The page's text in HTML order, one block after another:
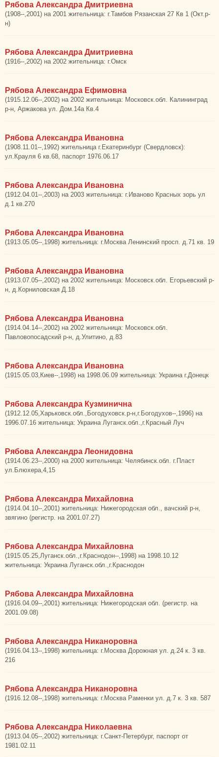
Рябова Александра Дмитриевна
(1908--,2001) на 2001 жительница: г.Тамбов Рязанская 27 Кв 1 (Окт.р-
н)
Рябова Александра Дмитриевна
(1916--,2002) на 2002 жительница: г.Омск
Рябова Александра Ефимовна
(1915.12.06--,2002) на 2002 жительница: Московск.обл. Калининград
р-н, Аржакова ул. Дом.14а Кв.4
Рябова Александра Ивановна
(1908.11.01--,1992) жительница г.Екатеринбург (Свердловск):
ул.Крауля 6 кв.68, паспорт 1976.06.17
Рябова Александра Ивановна
(1912.04.01--,2003) на 2003 жительница: г.Иваново Красных зорь ул
д.1 кв.270
Рябова Александра Ивановна
(1913.05.05--,1998) жительница: г.Москва Ленинский просп. д.71 кв. 19
Рябова Александра Ивановна
(1913.07.05--,2002) на 2002 жительница: Московск.обл. Егорьевский р-
н, д.Корниловская Д.18
Рябова Александра Ивановна
(1914.04.14--,2002) на 2002 жительница: Московск.обл.
Павловопосадский р-н, д.Улитино, д.83
Рябова Александра Ивановна
(1915.05.03,Киев--,1998) на 1998.06.09 жительница: Украина г.Донецк
Рябова Александра Кузминична
(1912.12.05,Харьковск.обл.,Богодуховск.р-н,г.Богодухов--,1996) на
1996.07.16 жительница: Украина Луганск.обл.,г.Красный Луч
Рябова Александра Леонидовна
(1914.06.23--,2000) на 2000 жительница: Челябинск.обл. г.Пласт
ул.Блюхера,4,15
Рябова Александра Михайловна
(1914.04.10--,2001) жительница: Нижегородская обл., вачский р-н,
звягино (регистр. на 2001.07.27)
Рябова Александра Михайловна
(1915.05.25,Луганск.обл.,г.Краснодон--,1998) на 1998.10.12
жительница: Украина Луганск.обл.,г.Краснодон
Рябова Александра Михайловна
(1916.04.09--,2001) жительница: Нижегородская обл. (регистр. на
2001.09.08)
Рябова Александра Никаноровна
(1916.04.13--,1998) жительница: г.Москва Дорожная ул. д.24 к. 3 кв.
216
Рябова Александра Никаноровна
(1916.12.08--,1998) жительница: г.Москва Раменки ул. д.7 к. 3 кв. 587
Рябова Александра Николаевна
(1913.04.05--,2002) жительница: г.Санкт-Петербург, паспорт от
1981.02.11